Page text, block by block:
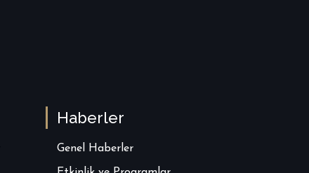
Haberler
Genel Haberler